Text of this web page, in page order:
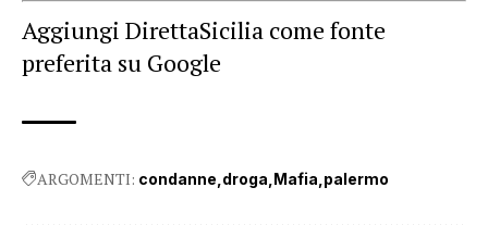
Aggiungi DirettaSicilia come fonte
preferita su Google
ARGOMENTI: condanne droga Mafia palermo